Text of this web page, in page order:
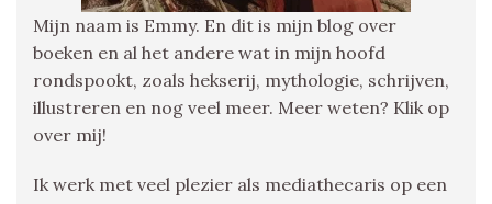
Mijn naam is Emmy. En dit is mijn blog over
boeken en al het andere wat in mijn hoofd
rondspookt, zoals hekserij, mythologie, schrijven,
illustreren en nog veel meer. Meer weten? Klik op
over mij!
Ik werk met veel plezier als mediathecaris op een